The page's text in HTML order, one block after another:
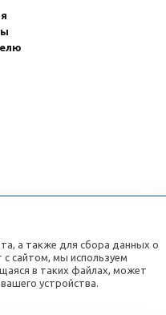
а также для сбора данных о
сайтом, мы используем
в таких файлах, может
устройства.